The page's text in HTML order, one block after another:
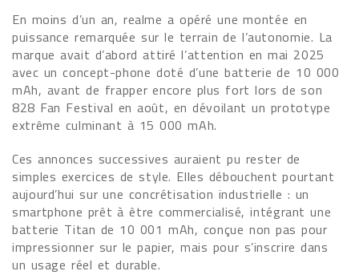
En moins d’un an, realme a opéré une montée en
puissance remarquée sur le terrain de l’autonomie. La
marque avait d’abord attiré l’attention en mai 2025
avec un concept-phone doté d’une batterie de 10 000
mAh, avant de frapper encore plus fort lors de son
828 Fan Festival en août, en dévoilant un prototype
extrême culminant à 15 000 mAh.
Ces annonces successives auraient pu rester de
simples exercices de style. Elles débouchent pourtant
aujourd’hui sur une concrétisation industrielle : un
smartphone prêt à être commercialisé, intégrant une
batterie Titan de 10 001 mAh, conçue non pas pour
impressionner sur le papier, mais pour s’inscrire dans
un usage réel et durable.